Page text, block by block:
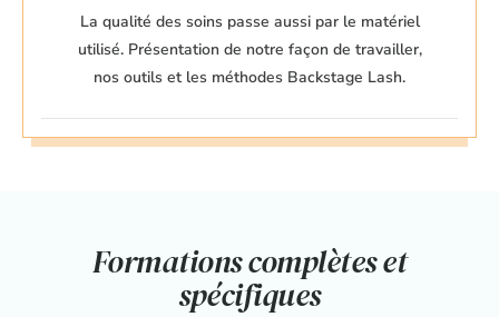
La qualité des soins passe aussi par le matériel
utilisé. Présentation de notre façon de travailler,
nos outils et les méthodes Backstage Lash.
Formations complètes et
spécifiques